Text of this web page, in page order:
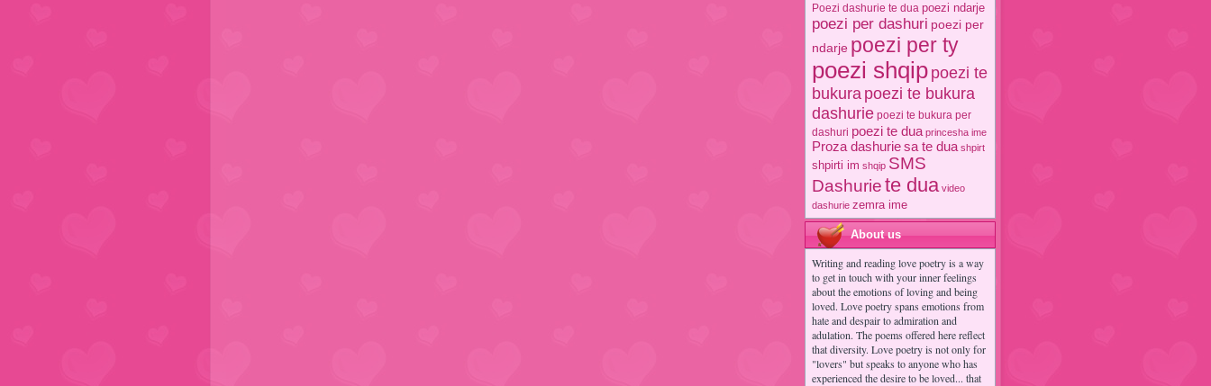
Poezi dashurie te dua poezi ndarje
poezi per dashuri poezi per
ndarje poezi per ty
poezi shqip poezi te
bukura poezi te bukura
dashurie poezi te bukura per
dashuri poezi te dua princesha ime
Proza dashuriesa te dua shpirt
shpirti im shqip SMS
Dashuriete dua video
dashurie zemra ime
About us
Writing and reading love poetry is a way
to get in touch with your inner feelings
about the emotions of loving and being
loved. Love poetry spans emotions from
hate and despair to admiration and
adulation. The poems offered here reflect
that diversity. Love poetry is not only for
"lovers" but speaks to anyone who has
experienced the desire to be loved... that